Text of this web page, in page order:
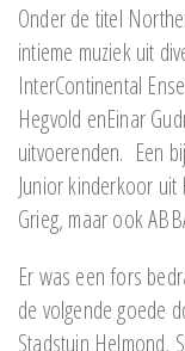
Onder de titel
intieme muziek uit
InterContinental
Hegvold enEinar
uitvoerenden. Een
Junior kinderkoor
Grieg, maar ook
Er was een fors
de volgende goede
Stadstuin Helmond,